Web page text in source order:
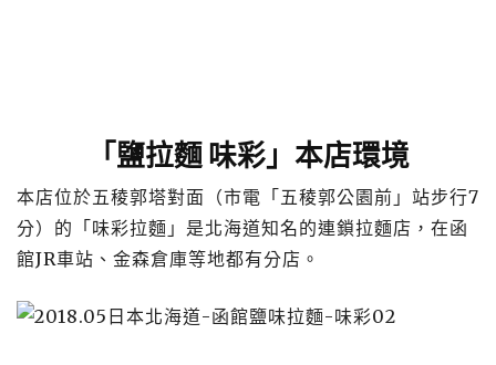
「鹽拉麵 味彩」本店環境
本店位於五稜郭塔對面（市電「五稜郭公園前」站步行7
分）的「味彩拉麵」是北海道知名的連鎖拉麵店，在函
館JR車站、金森倉庫等地都有分店。